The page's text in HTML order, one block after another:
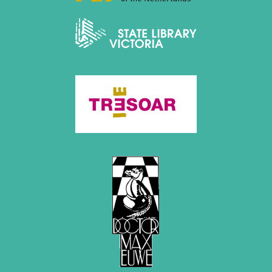
Juni 2012 (1 Eintrag)
Mai 2012 (1 Eintrag)
April 2012 (6 Einträge)
Dezember 2011 (1 Eintrag)
November 2011 (2 Einträge)
Februar 2011 (1 Eintrag)
Januar 2011 (4 Einträge)
Dezember 2010 (1 Eintrag)